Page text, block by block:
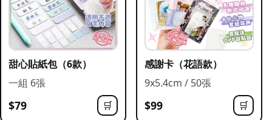
甜心貼紙包（6款）
一組 6張
$79 🛒
感謝卡（花語款）
9x5.4cm / 50張
$99 🛒